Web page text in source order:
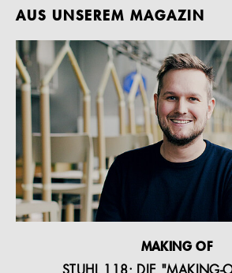
AUS UNSEREM MAGAZIN
MAKING OF